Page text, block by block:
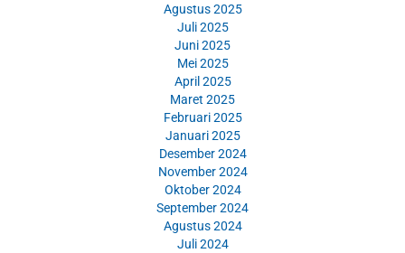
Agustus 2025
Juli 2025
Juni 2025
Mei 2025
April 2025
Maret 2025
Februari 2025
Januari 2025
Desember 2024
November 2024
Oktober 2024
September 2024
Agustus 2024
Juli 2024